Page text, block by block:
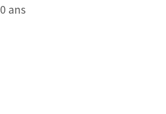
ans